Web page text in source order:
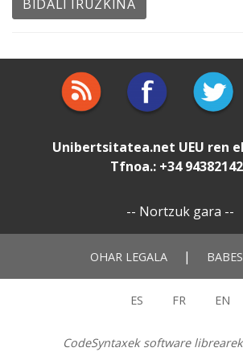
Unibertsitatea.net UEU ren
Tfnoa.: +34
-- Nortzuk gara --
OHAR LEGALA |
ES FR EN
CodeSyntaxek software